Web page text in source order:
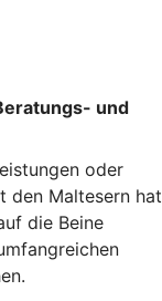
und
oder
den Maltesern hat
die Beine